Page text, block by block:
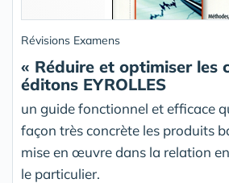
Révisions Examens
« Réduire et optimiser les
éditons EYROLLES
un guide fonctionnel et efficace
façon très concrète les produits
mise en œuvre dans la relation
le particulier.